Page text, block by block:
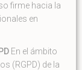
firme hacia la
en
En el ámbito
(RGPD) de la